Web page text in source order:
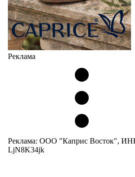
Реклама
Реклама: ООО "Каприс Восток",
LjN8K34jk